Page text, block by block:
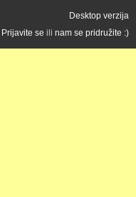
Desktop verzija
Prijavite se ili nam se pridružite :)